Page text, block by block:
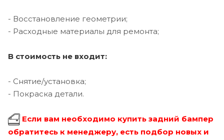
- Восстановление геометрии;
- Расходные материалы для ремонта;
В стоимость не входит:
- Снятие/установка;
- Покраска детали.
Если вам необходимо купить задний бампер
обратитесь к менеджеру, есть подбор новых и